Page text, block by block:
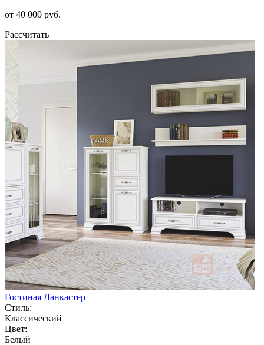
от 40 000 руб.
Рассчитать
Гостиная Ланкастер
Стиль:
Классический
Цвет:
Белый